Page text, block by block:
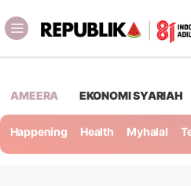
AMEERA EKONOMI SYARIAH
Happening Health Myhalal